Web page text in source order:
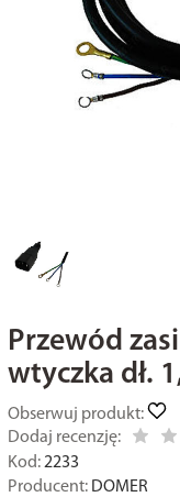
Przewód
wtyczka dł.
Obserwuj produkt:
Dodaj recenzję:
Kod: 2233
Producent: DOMER